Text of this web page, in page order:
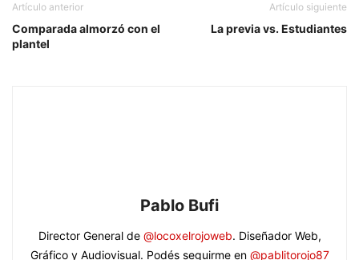
Artículo anterior
Comparada almorzó con el
plantel
Artículo siguiente
La previa vs. Estudiantes
Pablo Bufi
Director General de @locoxelrojoweb. Diseñador Web,
Gráfico y Audiovisual. Podés seguirme en @pablitorojo87